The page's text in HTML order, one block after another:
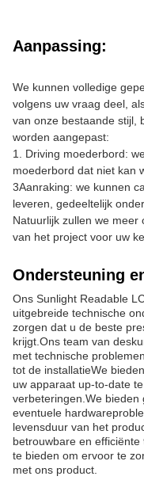
Aanpassing:
We kunnen volledige
volgens uw vraag deel,
van onze bestaande stijl,
worden aangepast:
1. Driving moederbord:
moederbord dat niet kan
3Aanraking: we kunnen
leveren, gedeeltelijk
Natuurlijk zullen we meer
van het project voor uw
Ondersteuning
Ons Sunlight Readable
uitgebreide technische
zorgen dat u de beste
krijgt.Ons team van
met technische
tot de installatieWe
uw apparaat up-to-date
verbeteringen.We
eventuele
levensduur van het
betrouwbare en
te bieden om ervoor te
met ons product.